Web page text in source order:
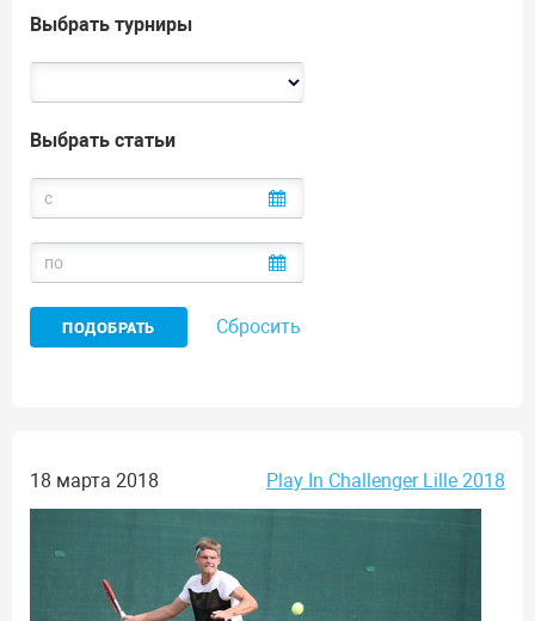
Выбрать турниры
Выбрать статьи
Сбросить
18 марта 2018 Play In Challenger Lille 2018